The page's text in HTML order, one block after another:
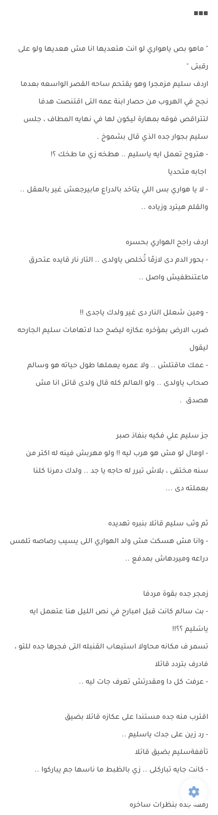
■■■
" ماهو بص ياهواري لو انت هتعديها انا مش هعديها ولو على
رقبتى "
اردف سليم مزمجرا وهو يقتحم ساحه القصر الواسعه بعدما
نجح في الهروب من حصار ابنة عمه التى اقتنصت هدفا
لتتراقص فوقه بمهارة ليكون لها في نهايه المطاف ، جلس
سليم بجوار جده الذي قال بشموخ .
- هتروح تعمل ايه ياسليم .. هطخه زي ما طخك ؟!
اجابه متحديا
- لا يا هواري بس اللي يتاخد بالدراع مابيرجعش غير بالعقل ..
والقلم هيترد وزياده ..
اردف راجح الهواري بحسره
- بحور الدم دى لازمًا تُخلص ياولدى .. التار نار قايده عتحرق
ماعتنطفيش واصل ..
- ومين شعلل النار دى غير ولدك ياجدى !!
ضرب الارض بمؤخره عكازه ليضح حدا لاتهامات سليم الجارحه
ليقول
- عمك ماقتلش .. ولا عمره يعملها طول حياته هو وسالم
صحاب ياولدى .. ولو العالم كله قال ولدى قاتل انا مش
هصدق .
جز سليم علي فكيه بنفاذ صبر
- اومال لو مش هو هرب ليه !! ولو مهربش فينه له اكتر من
سنه مختفى ، بلاش تبرر له حاجه يا جد .. ولدك دمرنا كلنا
بعملته دى ...
ثم وثب سليم قائلا بنبره تهديده
- وانا مش هسكت مش ولد الهواري اللى يسيب رصاصه تلمس
دراعه وميردهاش بمدفع ..
زمجر جده بقوة مردفا
- بت سالم كانت قبل امبارح في نص الليل هنا عتعمل ايه
ياسَليم ؟؟!!
تسمر ف مكانه محاولا استيعاب القنبله التى فجرها جده للتو ،
فادرف بتردد قائلا
- عرفت كل دا ومقدرتش تعرف جات ليه ..
اقترب منه جده مستندا على عكازه قائلا بضيق
- رد زين على جدك ياسليم ..
تأففةسليم بضيق قائلا
- كانت جايه تباركلى .. زي بالظبط ما ناسها جم يباركوا ..
رمقه جده بنظرات ساخره